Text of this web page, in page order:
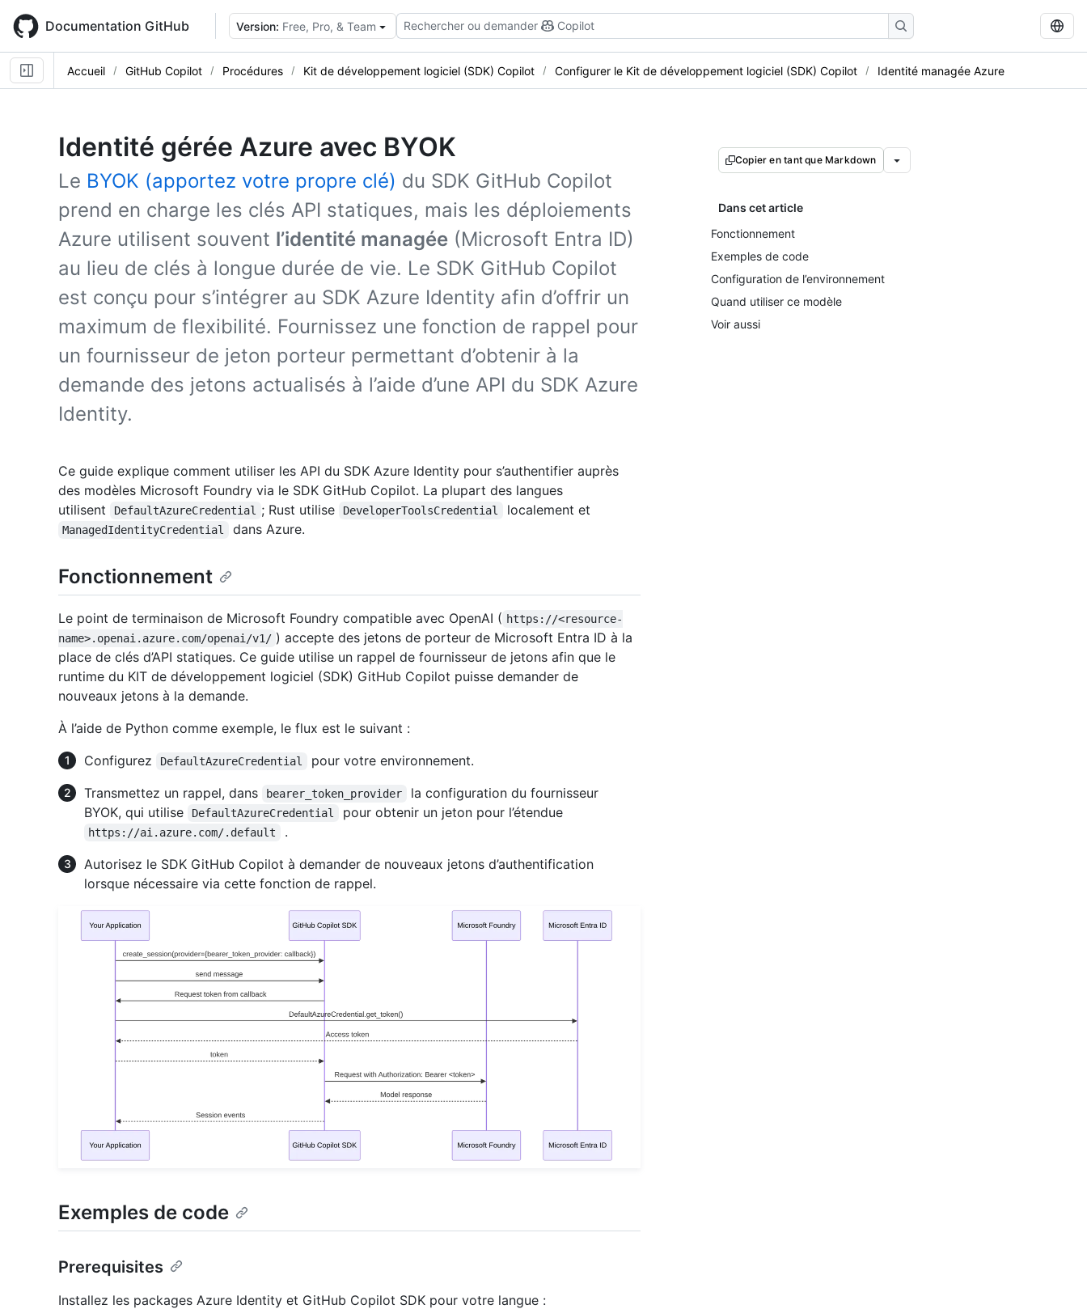
main
content
Documentation GitHub Version: Free, Pro, & Team Rechercher ou demander Copilot
Accueil GitHub Copilot Procédures Kit de développement logiciel (SDK) Copilot Configurer le Kit de développement logiciel (SDK) Copilot Identité managée Azure
Identité gérée Azure avec BYOK
Le BYOK (apportez votre propre clé) du SDK GitHub Copilot
prend en charge les clés API statiques, mais les déploiements
Azure utilisent souvent l’identité managée (Microsoft Entra ID)
au lieu de clés à longue durée de vie. Le SDK GitHub Copilot
est conçu pour s’intégrer au SDK Azure Identity afin d’offrir un
maximum de flexibilité. Fournissez une fonction de rappel pour
un fournisseur de jeton porteur permettant d’obtenir à la
demande des jetons actualisés à l’aide d’une API du SDK Azure
Identity.
Copier en tant que Markdown
Dans cet article
Fonctionnement
Exemples de code
Configuration de l’environnement
Quand utiliser ce modèle
Voir aussi
Ce guide explique comment utiliser les API du SDK Azure Identity pour s’authentifier auprès
des modèles Microsoft Foundry via le SDK GitHub Copilot. La plupart des langues
utilisent
DefaultAzureCredential ; Rust utilise DeveloperToolsCredential localement et
ManagedIdentityCredential dans Azure.
Fonctionnement
Le point de terminaison de Microsoft Foundry compatible avec OpenAI ( https://<resource-
name>.openai.azure.com/openai/v1/ ) accepte des jetons de porteur de Microsoft Entra ID à la
place de clés d’API statiques. Ce guide utilise un rappel de fournisseur de jetons afin que le
runtime du KIT de développement logiciel (SDK) GitHub Copilot puisse demander de
nouveaux jetons à la demande.
À l’aide de Python comme exemple, le flux est le suivant :
Configurez
DefaultAzureCredential
pour votre environnement.
Transmettez un rappel, dans
bearer_token_provider
la configuration du fournisseur
BYOK, qui utilise
DefaultAzureCredential pour obtenir un jeton pour l’étendue
https://ai.azure.com/.default
.
Autorisez le SDK GitHub Copilot à demander de nouveaux jetons d’authentification
lorsque nécessaire via cette fonction de rappel.
Exemples de code
Prerequisites
Installez les packages Azure Identity et GitHub Copilot SDK pour votre langue :